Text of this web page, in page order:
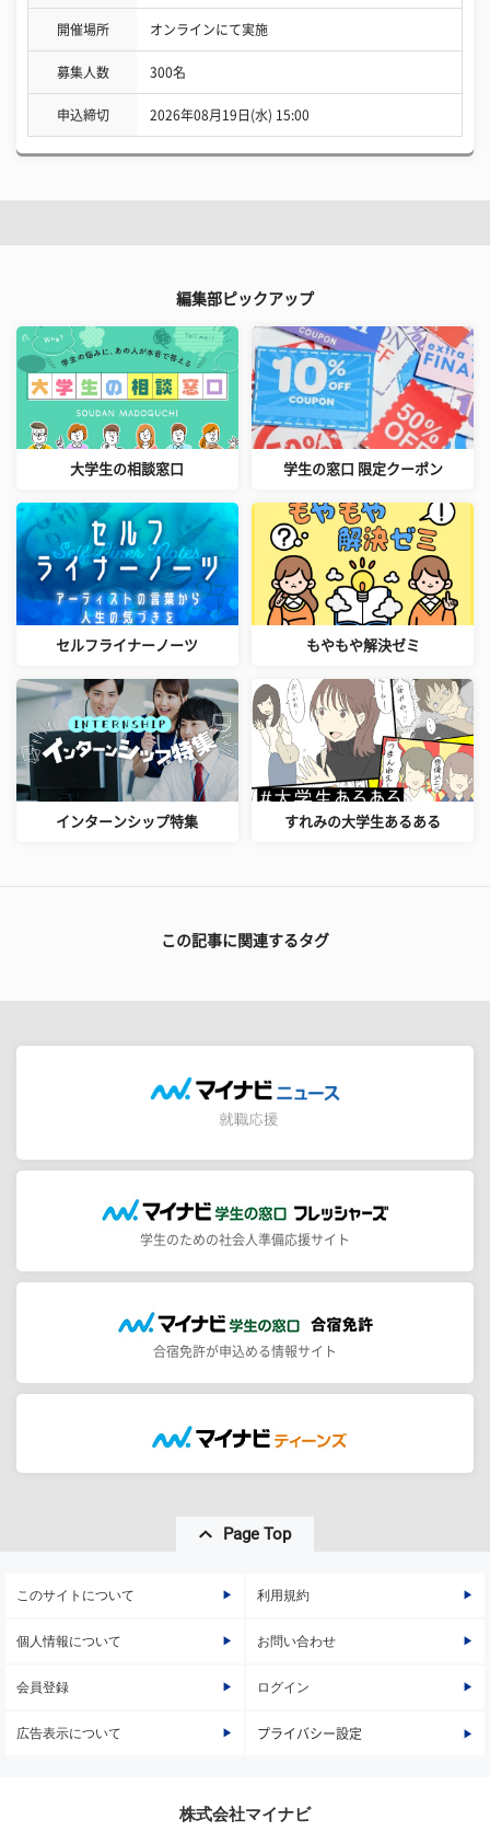
開催場所 オンラインにて実施
募集人数 300名
申込締切 2026年08月19日(水) 15:00
編集部ピックアップ
大学生の相談窓口 学生の窓口 限定クーポン
セルフライナーノーツ もやもや解決ゼミ
インターンシップ特集 すれみの大学生あるある
この記事に関連するタグ
学生のための社会人準備応援サイト
合宿免許が申込める情報サイト
Page Top
このサイトについて 利用規約
個人情報について お問い合わせ
会員登録 ログイン
広告表示について プライバシー設定
株式会社マイナビ